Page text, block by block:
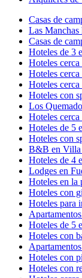
Casas de
Las Manchas
Casas de
Hoteles de 3
Hoteles
Hoteles
Hoteles
Hoteles con
Los
Hoteles
Hoteles de 5
Hoteles con
B&B en Villa
Hoteles de 4
Lodges en
Hoteles en la
Hoteles con
Hoteles para
Hoteles de 5
Hoteles con
Hoteles con
Hoteles con